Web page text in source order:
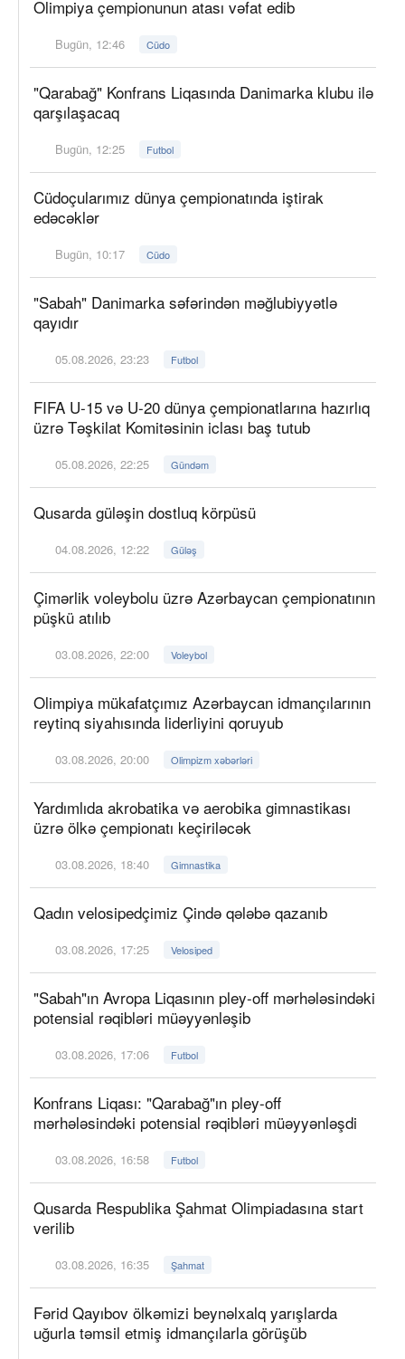
Olimpiya çempionunun atası vəfat edib
Bugün, 12:46 Cüdo
"Qarabağ" Konfrans Liqasında Danimarka klubu ilə
qarşılaşacaq
Bugün, 12:25 Futbol
Cüdoçularımız dünya çempionatında iştirak
edəcəklər
Bugün, 10:17 Cüdo
"Sabah" Danimarka səfərindən məğlubiyyətlə
qayıdır
05.08.2026, 23:23 Futbol
FIFA U-15 və U-20 dünya çempionatlarına hazırlıq
üzrə Təşkilat Komitəsinin iclası baş tutub
05.08.2026, 22:25 Gündəm
Qusarda güləşin dostluq körpüsü
04.08.2026, 12:22 Güləş
Çimərlik voleybolu üzrə Azərbaycan çempionatının
püşkü atılıb
03.08.2026, 22:00 Voleybol
Olimpiya mükafatçımız Azərbaycan idmançılarının
reytinq siyahısında liderliyini qoruyub
03.08.2026, 20:00 Olimpizm xəbərləri
Yardımlıda akrobatika və aerobika gimnastikası
üzrə ölkə çempionatı keçiriləcək
03.08.2026, 18:40 Gimnastika
Qadın velosipedçimiz Çində qələbə qazanıb
03.08.2026, 17:25 Velosiped
"Sabah"ın Avropa Liqasının pley-off mərhələsindəki
potensial rəqibləri müəyyənləşib
03.08.2026, 17:06 Futbol
Konfrans Liqası: "Qarabağ"ın pley-off
mərhələsindəki potensial rəqibləri müəyyənləşdi
03.08.2026, 16:58 Futbol
Qusarda Respublika Şahmat Olimpiadasına start
verilib
03.08.2026, 16:35 Şahmat
Fərid Qayıbov ölkəmizi beynəlxalq yarışlarda
uğurla təmsil etmiş idmançılarla görüşüb